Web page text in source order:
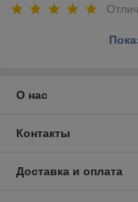
О нас
Контакты
Доставка и оплата